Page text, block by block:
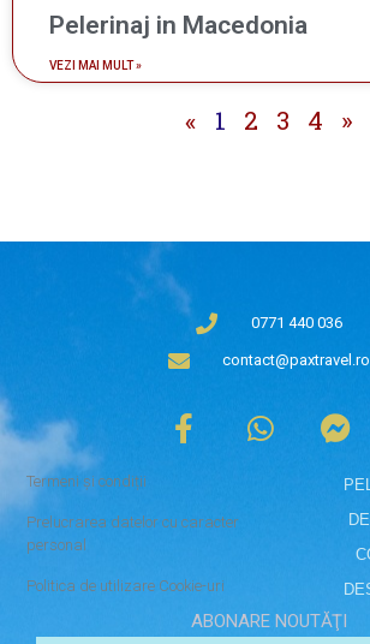
Pelerinaj in Macedonia
VEZI MAI MULT »
« 1 2 3 4 »
0771 440 036
contact@paxtravel.ro
Termeni și condiții
Prelucrarea datelor cu caracter
personal
Politica de utilizare Cookie-uri
ABONARE NOUTĂŢI